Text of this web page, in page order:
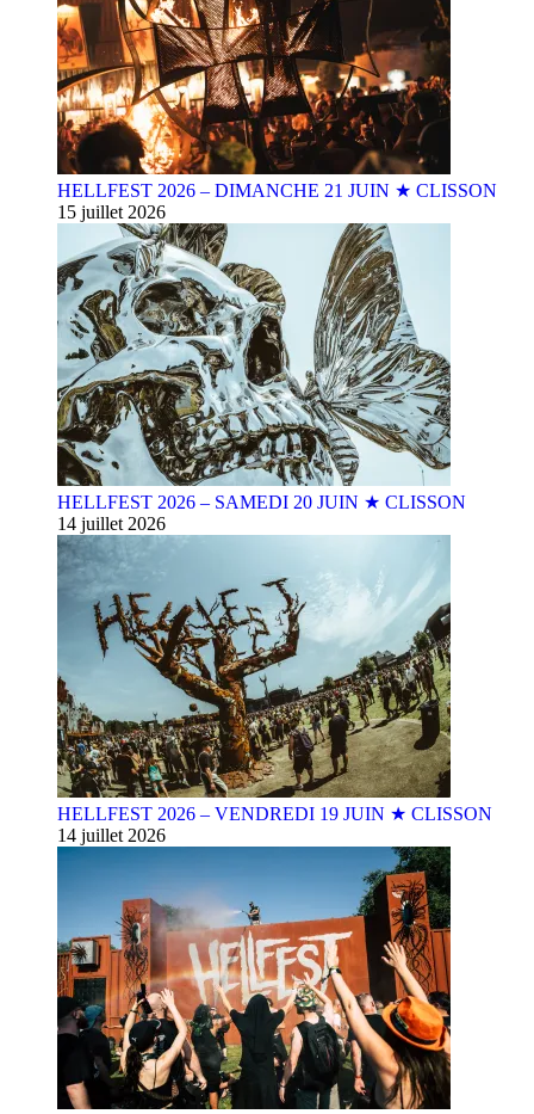
HELLFEST 2026 – DIMANCHE 21 JUIN ★ CLISSON
15 juillet 2026
HELLFEST 2026 – SAMEDI 20 JUIN ★ CLISSON
14 juillet 2026
HELLFEST 2026 – VENDREDI 19 JUIN ★ CLISSON
14 juillet 2026